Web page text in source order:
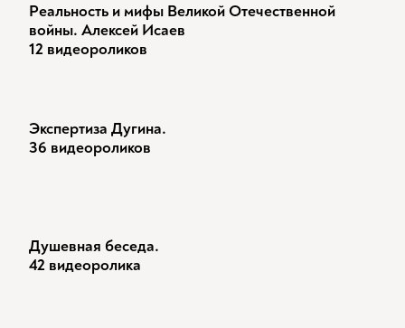
Реальность и мифы Великой Отечественной
войны. Алексей Исаев
12 видеороликов
Экспертиза Дугина.
36 видеороликов
Душевная беседа.
42 видеоролика